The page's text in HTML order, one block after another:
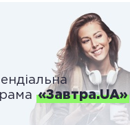
«Завтра.UA»